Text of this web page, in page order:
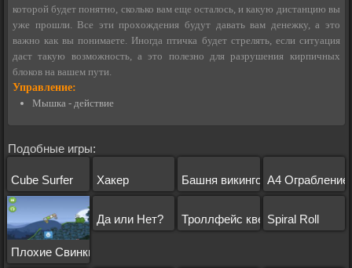
которой будет понятно, сколько вам еще осталось, и какую дистанцию вы
уже прошли. Все эти прохождения будут давать вам денежку, а это
важно как вы понимаете. Иногда птичка будет стрелять, если ситуация
даст такую возможность, а это полезно для разрушения кирпичных
блоков на вашем пути.
Управление:
Мышка - действие
Подобные игры:
Cube Surfer Хакер Башня викинговА4 Ограбление
Плохие Свинки 2017
Да или Нет? Троллфейс квест: хоррор 2
Spiral Roll